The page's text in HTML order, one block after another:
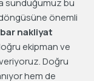
sunduğumuz bu
önemli
nakliyat
ekipman ve
Doğru
hem de